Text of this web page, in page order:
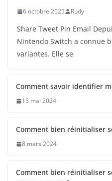
6 octobre 2025 Rudy
Share Tweet Pin Email
Nintendo Switch a connue
variantes. Elle se
Comment savoir identifier
15 mai 2024
Comment bien réinitialiser
8 mars 2024
Comment bien réinitialiser